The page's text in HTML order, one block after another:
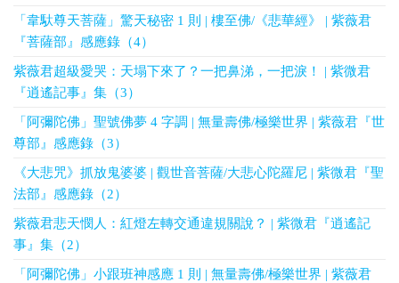
「韋馱尊天菩薩」驚天秘密 1 則 | 樓至佛/《悲華經》 | 紫薇君
『菩薩部』感應錄（4）
紫薇君超級愛哭：天塌下來了？一把鼻涕，一把淚！ | 紫微君
『逍遙記事』集（3）
「阿彌陀佛」聖號佛夢 4 字調 | 無量壽佛/極樂世界 | 紫薇君『世
尊部』感應錄（3）
《大悲咒》抓放鬼婆婆 | 觀世音菩薩/大悲心陀羅尼 | 紫微君『聖
法部』感應錄（2）
紫薇君悲天憫人：紅燈左轉交通違規關說？ | 紫微君『逍遙記
事』集（2）
「阿彌陀佛」小跟班神感應 1 則 | 無量壽佛/極樂世界 | 紫薇君